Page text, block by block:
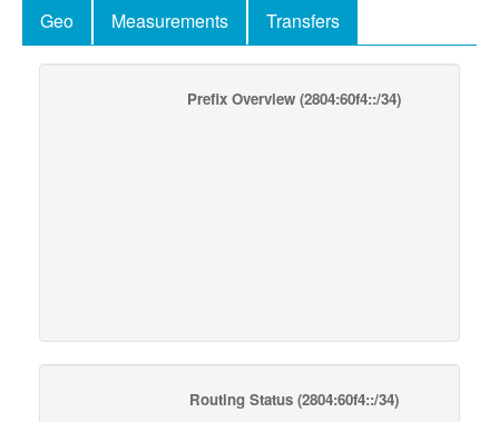
Geo
Measurements Transfers
Prefix Overview(2804:60f4::/34)
Routing Status(2804:60f4::/34)